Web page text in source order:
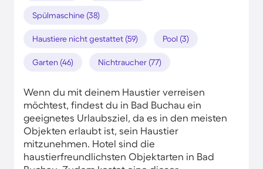
Spülmaschine (38)
Haustiere nicht gestattet (59) Pool (3)
Garten (46) Nichtraucher (77)
Wenn du mit deinem Haustier verreisen
möchtest, findest du in Bad Buchau ein
geeignetes Urlaubsziel, da es in den meisten
Objekten erlaubt ist, sein Haustier
mitzunehmen. Hotel sind die
haustierfreundlichsten Objektarten in Bad